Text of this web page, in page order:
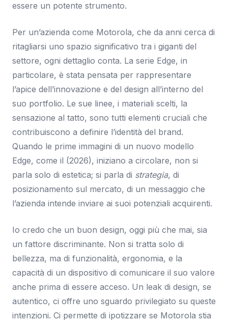
essere un potente strumento.
Per un’azienda come Motorola, che da anni cerca di
ritagliarsi uno spazio significativo tra i giganti del
settore, ogni dettaglio conta. La serie Edge, in
particolare, è stata pensata per rappresentare
l’apice dell’innovazione e del design all’interno del
suo portfolio. Le sue linee, i materiali scelti, la
sensazione al tatto, sono tutti elementi cruciali che
contribuiscono a definire l’identità del brand.
Quando le prime immagini di un nuovo modello
Edge, come il (2026), iniziano a circolare, non si
parla solo di estetica; si parla di strategia, di
posizionamento sul mercato, di un messaggio che
l’azienda intende inviare ai suoi potenziali acquirenti.
Io credo che un buon design, oggi più che mai, sia
un fattore discriminante. Non si tratta solo di
bellezza, ma di funzionalità, ergonomia, e la
capacità di un dispositivo di comunicare il suo valore
anche prima di essere acceso. Un leak di design, se
autentico, ci offre uno sguardo privilegiato su queste
intenzioni. Ci permette di ipotizzare se Motorola stia